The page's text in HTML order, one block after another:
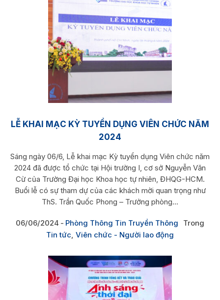
LỄ KHAI MẠC KỲ TUYỂN DỤNG VIÊN CHỨC NĂM
2024
Sáng ngày 06/6, Lễ khai mạc Kỳ tuyển dụng Viên chức năm
2024 đã được tổ chức tại Hội trường I, cơ sở Nguyễn Văn
Cừ của Trường Đại học Khoa học tự nhiên, ĐHQG-HCM.
Buổi lễ có sự tham dự của các khách mời quan trọng như
ThS. Trần Quốc Phong – Trưởng phòng...
06/06/2024 Phòng Thông Tin Truyền Thông
Trong
Tin tức, Viên chức - Người lao động